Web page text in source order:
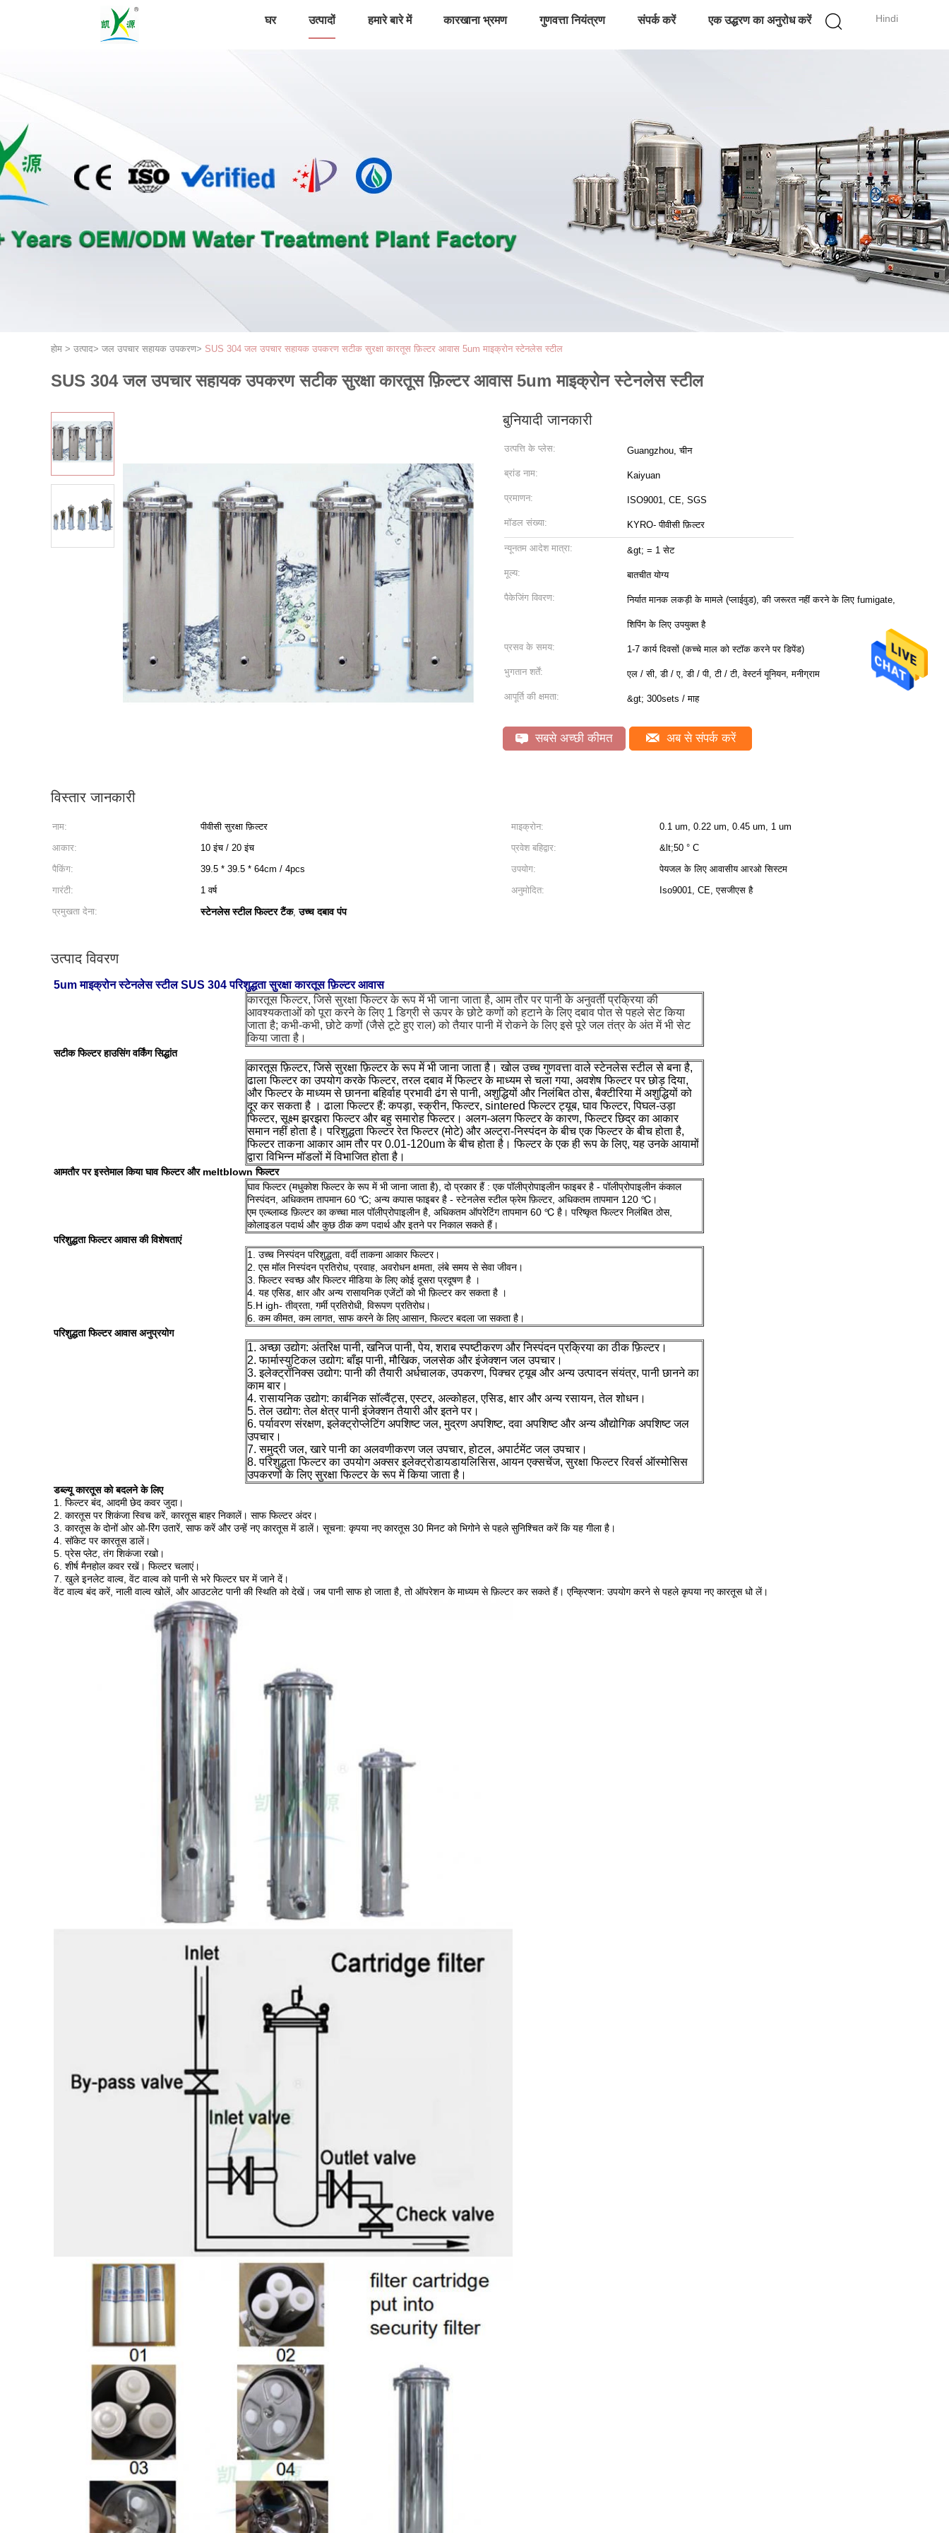
Hindi
घर उत्पादों हमारे बारे में कारखाना भ्रमण गुणवत्ता नियंत्रण संपर्क करें एक उद्धरण का अनुरोध करें
होम > उत्पाद> जल उपचार सहायक उपकरण> SUS 304 जल उपचार सहायक उपकरण सटीक सुरक्षा कारतूस फ़िल्टर आवास 5um माइक्रोन स्टेनलेस स्टील
SUS 304 जल उपचार सहायक उपकरण सटीक सुरक्षा कारतूस फ़िल्टर आवास 5um माइक्रोन स्टेनलेस स्टील
बुनियादी जानकारी
उत्पत्ति के प्लेस: Guangzhou, चीन
ब्रांड नाम: Kaiyuan
प्रमाणन: ISO9001, CE, SGS
मॉडल संख्या: KYRO- पीवीसी फ़िल्टर
न्यूनतम आदेश मात्रा: &gt; = 1 सेट
मूल्य: बातचीत योग्य
पैकेजिंग विवरण: निर्यात मानक लकड़ी के मामले (प्लाईवुड), की जरूरत नहीं करने के लिए fumigate,
शिपिंग के लिए उपयुक्त है
प्रसव के समय: 1-7 कार्य दिवसों (कच्चे माल को स्टॉक करने पर डिपेंड)
भुगतान शर्तें: एल / सी, डी / ए, डी / पी, टी / टी, वेस्टर्न यूनियन, मनीग्राम
आपूर्ति की क्षमता: &gt; 300sets / माह
सबसे अच्छी कीमत अब से संपर्क करें
विस्तार जानकारी
नाम: पीवीसी सुरक्षा फ़िल्टर माइक्रोन:
0.1 um, 0.22 um, 0.45 um, 1 um
आकार:
10 इंच / 20 इंच प्रवेश बहिद्वार:
&lt;50 ° C
पैकिंग:
39.5 * 39.5 * 64cm / 4pcs उपयोग:
पेयजल के लिए आवासीय आरओ सिस्टम
गारंटी:
1 वर्ष अनुमोदित:
Iso9001, CE, एसजीएस है
प्रमुखता देना:
स्टेनलेस स्टील फिल्टर टैंक,उच्च दबाव पंप
उत्पाद विवरण
5um माइक्रोन स्टेनलेस स्टील SUS 304 परिशुद्धता सुरक्षा कारतूस फ़िल्टर आवास
कारतूस फिल्टर, जिसे सुरक्षा फिल्टर के रूप में भी जाना जाता है, आम तौर पर पानी के अनुवर्ती प्रक्रिया की
आवश्यकताओं को पूरा करने के लिए 1 डिग्री से ऊपर के छोटे कणों को हटाने के लिए दबाव पोत से पहले सेट किया
जाता है; कभी-कभी, छोटे कणों (जैसे टूटे हुए राल) को तैयार पानी में रोकने के लिए इसे पूरे जल तंत्र के अंत में भी सेट
किया जाता है।
सटीक फिल्टर हाउसिंग वर्किंग सिद्धांत
कारतूस फ़िल्टर, जिसे सुरक्षा फ़िल्टर के रूप में भी जाना जाता है। खोल उच्च गुणवत्ता वाले स्टेनलेस स्टील से बना है,
ढाला फिल्टर का उपयोग करके फिल्टर, तरल दबाव में फिल्टर के माध्यम से चला गया, अवशेष फिल्टर पर छोड़ दिया,
और फिल्टर के माध्यम से छानना बहिर्वाह प्रभावी ढंग से पानी, अशुद्धियों और निलंबित ठोस, बैक्टीरिया में अशुद्धियों को
दूर कर सकता है ।ढाला फिल्टर हैं: कपड़ा, स्क्रीन, फिल्टर, sintered फिल्टर ट्यूब, घाव फिल्टर, पिघल-उड़ा
फिल्टर, सूक्ष्म झरझरा फिल्टर और बहु ​​समारोह फिल्टर। अलग-अलग फिल्टर के कारण, फिल्टर छिद्र का आकार
समान नहीं होता है। परिशुद्धता फिल्टर रेत फिल्टर (मोटे) और अल्ट्रा-निस्पंदन के बीच एक फिल्टर के बीच होता है,
फिल्टर ताकना आकार आम तौर पर 0.01-120um के बीच होता है। फिल्टर के एक ही रूप के लिए, यह उनके आयामों
द्वारा विभिन्न मॉडलों में विभाजित होता है।
आमतौर पर इस्तेमाल किया घाव फिल्टर और meltblown फिल्टर
घाव फिल्टर (मधुकोश फिल्टर के रूप में भी जाना जाता है), दो प्रकार हैं : एक पॉलीप्रोपाइलीन फाइबर है - पॉलीप्रोपाइलीन कंकाल
निस्पंदन, अधिकतम तापमान 60 ℃; अन्य कपास फाइबर है - स्टेनलेस स्टील फ्रेम फ़िल्टर, अधिकतम तापमान 120 ℃।
एम एल्ब्लाब्ड फ़िल्टर का कच्चा माल पॉलीप्रोपाइलीन है, अधिकतम ऑपरेटिंग तापमान 60 ℃ है। परिष्कृत फिल्टर निलंबित ठोस,
कोलाइडल पदार्थ और कुछ ठीक कण पदार्थ और इतने पर निकाल सकते हैं।
परिशुद्धता फिल्टर आवास की विशेषताएं
1. उच्च निस्पंदन परिशुद्धता, वर्दी ताकना आकार फिल्टर।
2. एस मॉल निस्पंदन प्रतिरोध, प्रवाह, अवरोधन क्षमता, लंबे समय से सेवा जीवन।
3. फिल्टर स्वच्छ और फिल्टर मीडिया के लिए कोई दूसरा प्रदूषण है ।
4. यह एसिड, क्षार और अन्य रासायनिक एजेंटों को भी फ़िल्टर कर सकता है ।
5.H igh- तीव्रता, गर्मी प्रतिरोधी, विरूपण प्रतिरोध।
6. कम कीमत, कम लागत, साफ करने के लिए आसान, फिल्टर बदला जा सकता है।
परिशुद्धता फिल्टर आवास अनुप्रयोग
1. अच्छा उद्योग: अंतरिक्ष पानी, खनिज पानी, पेय, शराब स्पष्टीकरण और निस्पंदन प्रक्रिया का ठीक फ़िल्टर।
2. फार्मास्युटिकल उद्योग: बाँझ पानी, मौखिक, जलसेक और इंजेक्शन जल उपचार।
3. इलेक्ट्रॉनिक्स उद्योग: पानी की तैयारी अर्धचालक, उपकरण, पिक्चर ट्यूब और अन्य उत्पादन संयंत्र, पानी छानने का
काम बार।
4. रासायनिक उद्योग: कार्बनिक सॉल्वैंट्स, एस्टर, अल्कोहल, एसिड, क्षार और अन्य रसायन, तेल शोधन।
5. तेल उद्योग: तेल क्षेत्र पानी इंजेक्शन तैयारी और इतने पर।
6. पर्यावरण संरक्षण, इलेक्ट्रोप्लेटिंग अपशिष्ट जल, मुद्रण अपशिष्ट, दवा अपशिष्ट और अन्य औद्योगिक अपशिष्ट जल
उपचार।
7. समुद्री जल, खारे पानी का अलवणीकरण जल उपचार, होटल, अपार्टमेंट जल उपचार।
8. परिशुद्धता फिल्टर का उपयोग अक्सर इलेक्ट्रोडायडायलिसिस, आयन एक्सचेंज, सुरक्षा फिल्टर रिवर्स ऑस्मोसिस
उपकरणों के लिए सुरक्षा फिल्टर के रूप में किया जाता है।
डब्ल्यू कारतूस को बदलने के लिए
1. फिल्टर बंद, आदमी छेद कवर जुदा।
2. कारतूस पर शिकंजा स्विच करें, कारतूस बाहर निकालें। साफ फिल्टर अंदर।
3. कारतूस के दोनों ओर ओ-रिंग उतारें, साफ करें और उन्हें नए कारतूस में डालें। सूचना: कृपया नए कारतूस 30 मिनट को भिगोने से पहले सुनिश्चित करें कि यह गीला है।
4. सॉकेट पर कारतूस डालें।
5. प्रेस प्लेट, तंग शिकंजा रखो।
6. शीर्ष मैनहोल कवर रखें। फिल्टर चलाएं।
7. खुले इनलेट वाल्व, वेंट वाल्व को पानी से भरे फिल्टर घर में जाने दें।
वेंट वाल्व बंद करें, नाली वाल्व खोलें, और आउटलेट पानी की स्थिति को देखें। जब पानी साफ हो जाता है, तो ऑपरेशन के माध्यम से फ़िल्टर कर सकते हैं। एन्क्रिप्शन: उपयोग करने से पहले कृपया नए कारतूस धो लें।